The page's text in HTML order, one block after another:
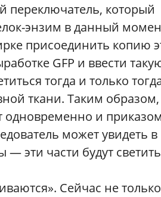
переключатель, который
энзим в данный
присоединить копию
GFP и ввести
тогда и только
ткани. Таким образом,
одновременно и
может увидеть в
эти части будут
Сейчас не только